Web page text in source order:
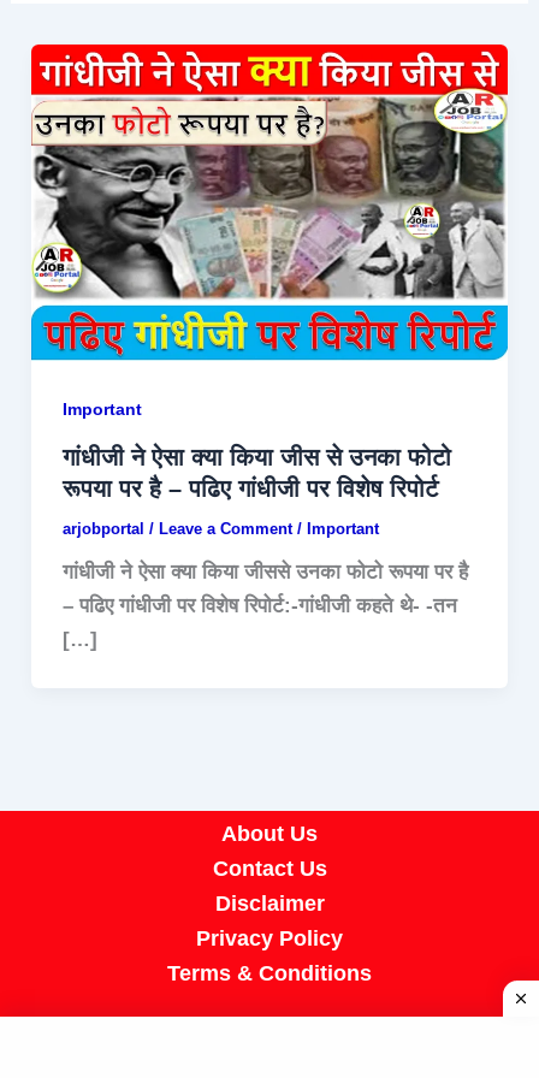
Important
गांधीजी ने ऐसा क्या किया जीस से उनका फोटो
रूपया पर है – पढिए गांधीजी पर विशेष रिपोर्ट
arjobportal / Leave a Comment / Important
गांधीजी ने ऐसा क्या किया जीससे उनका फोटो रूपया पर है
– पढिए गांधीजी पर विशेष रिपोर्ट:-गांधीजी कहते थे- -तन
[…]
About Us
Contact Us
Disclaimer
Privacy Policy
Terms & Conditions